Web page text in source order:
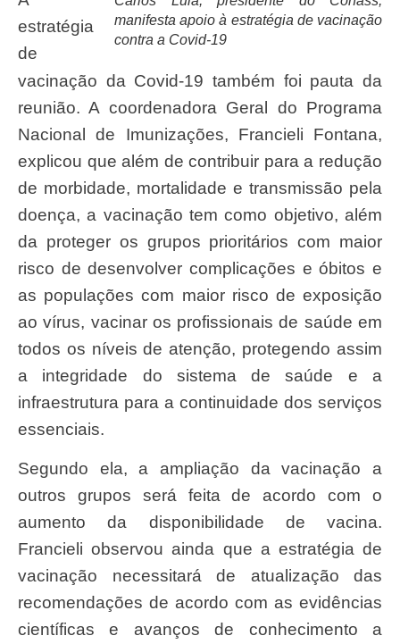
manifesta apoio à estratégia de vacinação
contra a Covid-19
estratégia
de
vacinação da Covid-19 também foi pauta da
reunião. A coordenadora Geral do Programa
Nacional de Imunizações, Francieli Fontana,
explicou que além de contribuir para a redução
de morbidade, mortalidade e transmissão pela
doença, a vacinação tem como objetivo, além
da proteger os grupos prioritários com maior
risco de desenvolver complicações e óbitos e
as populações com maior risco de exposição
ao vírus, vacinar os profissionais de saúde em
todos os níveis de atenção, protegendo assim
a integridade do sistema de saúde e a
infraestrutura para a continuidade dos serviços
essenciais.
Segundo ela, a ampliação da vacinação a
outros grupos será feita de acordo com o
aumento da disponibilidade de vacina.
Francieli observou ainda que a estratégia de
vacinação necessitará de atualização das
recomendações de acordo com as evidências
científicas e avanços de conhecimento a